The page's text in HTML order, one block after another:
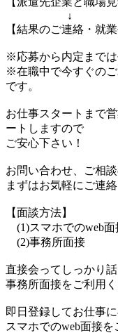
↓
【結果のご連絡・就業
※応募から内定までは
※在職中で今すぐの
です。
お仕事スタートまで
ートしますので
ご安心下さい！
お問い合わせ、ご相
まずはお気軽にご連絡
【面談方法】
(1)スマホでのweb面
(2)事務所面接
直接会ってしっかり
事務所面接をご利用く
即日登録してお仕事
スマホでのweb面接を